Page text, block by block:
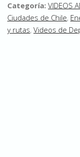
Categoría: VIDEOS
Ciudades de Chile,
y rutas, Videos de